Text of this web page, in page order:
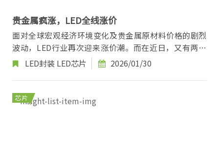
贵金属疯涨，LED全线涨价
面对全球宏观经济环境变化及贵金属原材料价格的剧烈
波动，LED行业再次迎来涨价潮。而在近日，又有两家
LED封装 LED芯片 2026/01/30
芯片